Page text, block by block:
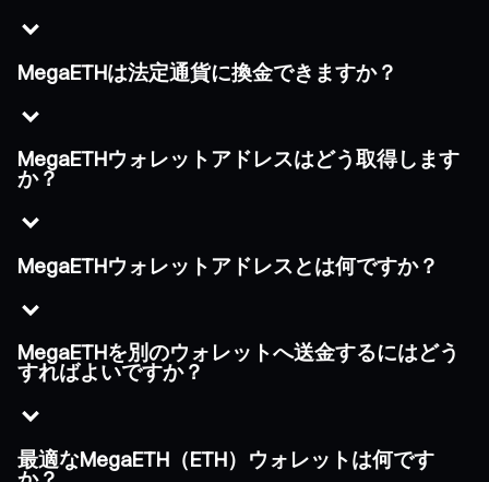
MegaETHは法定通貨に換金できますか？
MegaETHウォレットアドレスはどう取得します
か？
MegaETHウォレットアドレスとは何ですか？
MegaETHを別のウォレットへ送金するにはどう
すればよいですか？
最適なMegaETH（ETH）ウォレットは何です